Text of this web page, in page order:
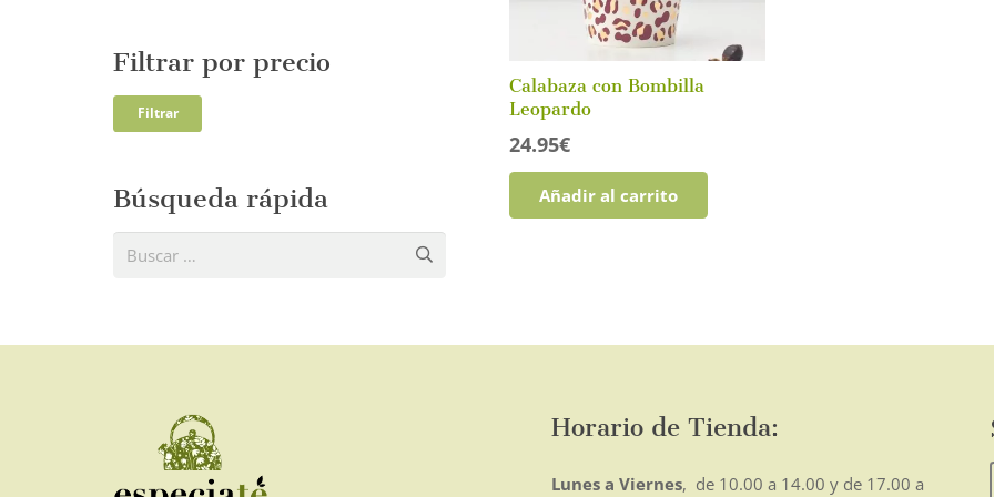
Calabaza con Bombilla
Leopardo
24.95€
Añadir al carrito
Filtrar por precio
Filtrar
Búsqueda rápida
Buscar:
Horario de Tienda:
Lunes a Viernes, de 10.00 a 14.00 y de 17.00 a